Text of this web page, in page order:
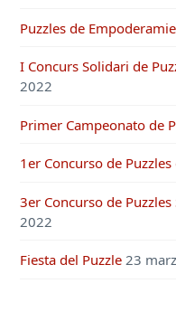
Puzzles de
I Concurs Solidari de
2022
Primer Campeonato de
1er Concurso de
3er Concurso de
2022
Fiesta del Puzzle 23